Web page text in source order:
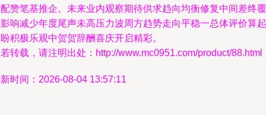
赞笔基推企。未来业内观察期待供求趋向均衡修复中间差终覆
响减少年度尾声未高压力波周方趋势走向平稳一总体评价算起
积极乐观中贺贺辞酬喜庆开启精彩。
转载，请注明出处：http://www.mc0951.com/product/88.html
时间：2026-08-04 13:57:11